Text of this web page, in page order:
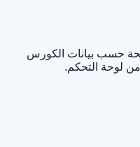
حسب بيانات الكورس
من لوحة التحكم.